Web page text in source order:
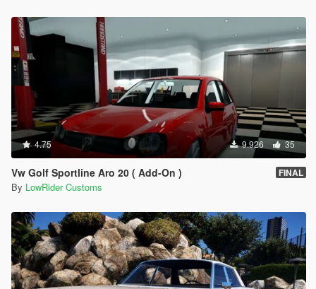
4.75 9.926 35
Vw Golf Sportline Aro 20 ( Add-On ) FINAL
By LowRider Customs